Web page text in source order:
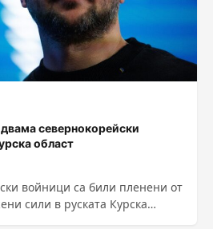
севернокорейски
област
войници са били пленени от
сили в руската Курска